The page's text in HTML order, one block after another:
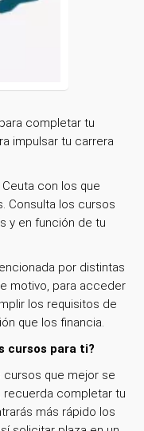
completar tu
impulsar tu carrera
con los que
Consulta los cursos
y en función de tu
por distintas
motivo, para acceder
los requisitos de
que los financia.
cursos para ti?
cursos que mejor se
recuerda completar tu
más rápido los